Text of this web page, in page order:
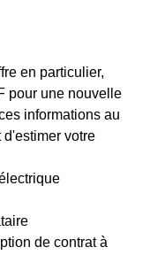
en particulier,
pour une nouvelle
informations au
votre
de contrat à